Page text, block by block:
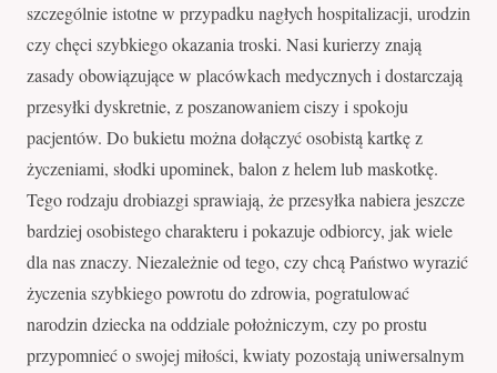
szczególnie istotne w przypadku nagłych hospitalizacji, urodzin
czy chęci szybkiego okazania troski. Nasi kurierzy znają
zasady obowiązujące w placówkach medycznych i dostarczają
przesyłki dyskretnie, z poszanowaniem ciszy i spokoju
pacjentów. Do bukietu można dołączyć osobistą kartkę z
życzeniami, słodki upominek, balon z helem lub maskotkę.
Tego rodzaju drobiazgi sprawiają, że przesyłka nabiera jeszcze
bardziej osobistego charakteru i pokazuje odbiorcy, jak wiele
dla nas znaczy. Niezależnie od tego, czy chcą Państwo wyrazić
życzenia szybkiego powrotu do zdrowia, pogratulować
narodzin dziecka na oddziale położniczym, czy po prostu
przypomnieć o swojej miłości, kwiaty pozostają uniwersalnym